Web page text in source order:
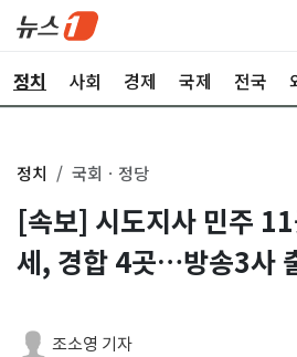
정치 사회 경제 국제 전국
정치 국회ㆍ정당
[속보] 시도지사 민주
세, 경합 4곳…방송3사
조소영 기자